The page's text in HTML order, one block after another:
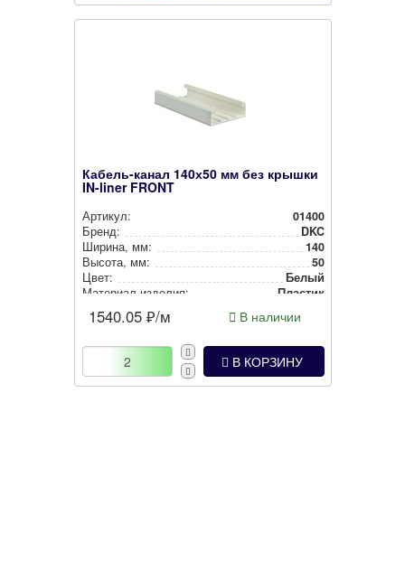
Кабель-канал 140х50 мм без крышки
IN-liner FRONT
Артикул:
01400
Бренд:
DKC
Ширина, мм:
140
Высота, мм:
50
Цвет:
Белый
Материал изделия:
Пластик
1540.05 ₽/м В наличии
В КОРЗИНУ